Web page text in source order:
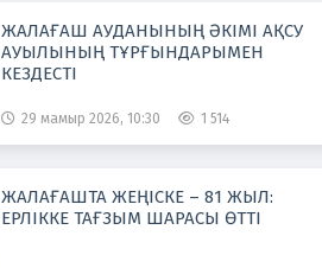
ЖАЛАҒАШ АУДАНЫНЫҢ ӘКІМІ АҚСУ
АУЫЛЫНЫҢ ТҰРҒЫНДАРЫМЕН
КЕЗДЕСТІ
29 мамыр 2026, 10:30 1 514
ЖАЛАҒАШТА ЖЕҢІСКЕ – 81 ЖЫЛ:
ЕРЛІККЕ ТАҒЗЫМ ШАРАСЫ ӨТТІ